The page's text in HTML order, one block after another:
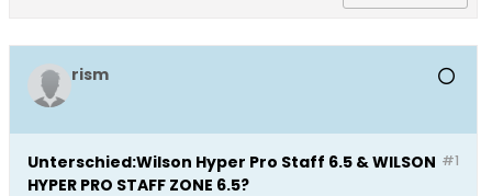
rism
#1
Unterschied:Wilson Hyper Pro Staff 6.5 & WILSON
HYPER PRO STAFF ZONE 6.5?